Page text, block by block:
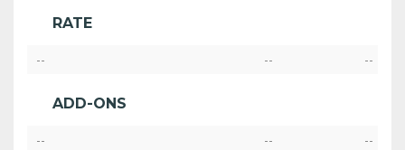
RATE
-- -- --
ADD-ONS
-- -- --